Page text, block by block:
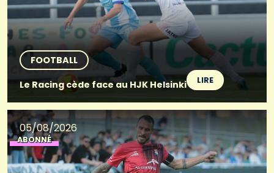
FOOTBALL
Le Racing cède face au HJK Helsinki
LIRE
05/08/2026
ABONNÉ